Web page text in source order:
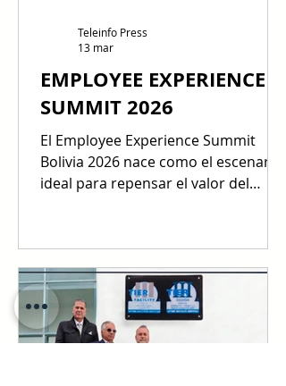
EMPLOYEE EXPERIENCE
SUMMIT 2026
El Employee Experience Summit
Bolivia 2026 nace como el escenario
ideal para repensar el valor del
digital y los nuevos modelos de
trabajo. Grandes mentes
corporativas y especialistas de
múltiples industrias se darán cita
con un propósito claro y es el de
Teleinfo Press
13 mar